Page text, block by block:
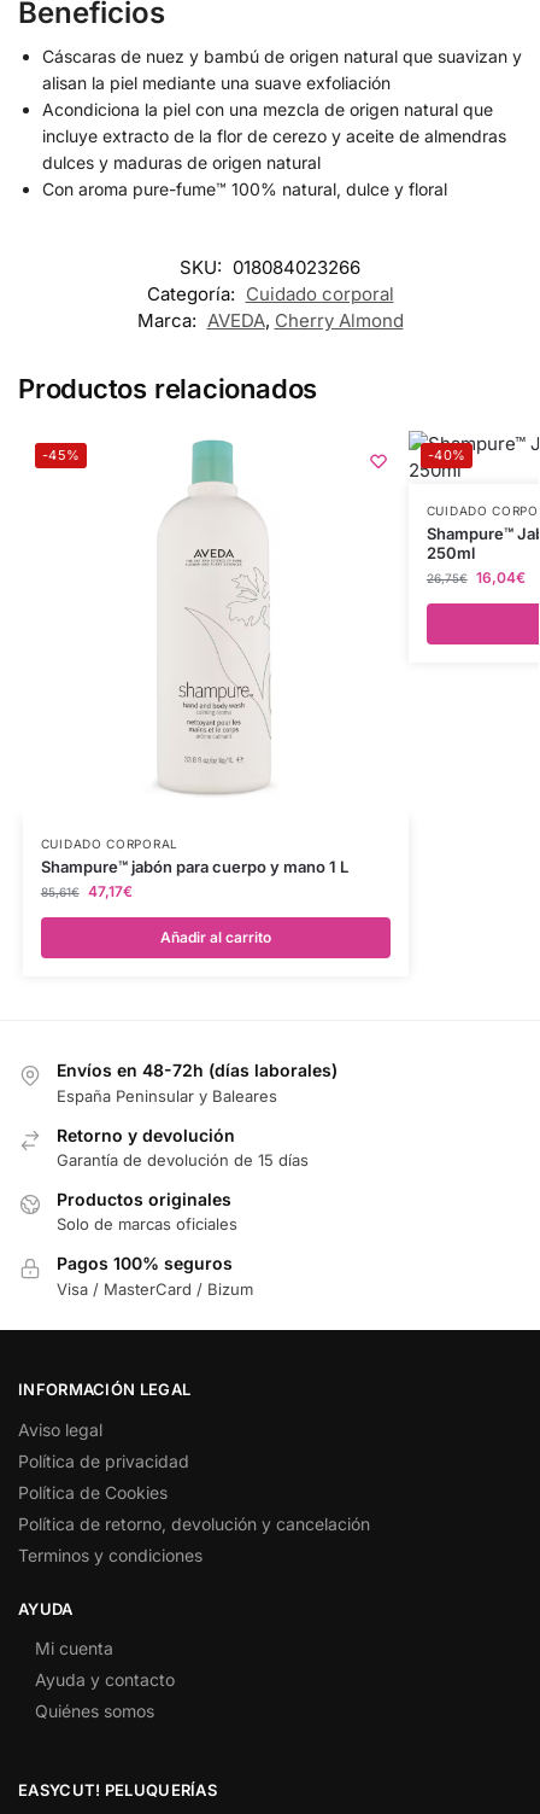
Beneficios
Cáscaras de nuez y bambú de origen natural que suavizan y
alisan la piel mediante una suave exfoliación
Acondiciona la piel con una mezcla de origen natural que
incluye extracto de la flor de cerezo y aceite de almendras
dulces y maduras de origen natural
Con aroma pure-fume™ 100% natural, dulce y floral
SKU: 018084023266
Categoría: Cuidado corporal
Marca: AVEDA, Cherry Almond
Productos relacionados
-45%
CUIDADO CORPORAL
Shampure™ jabón para cuerpo y mano 1 L
85,61€ 47,17€
Añadir al carrito
-40%
CUIDADO
Shampure™
250ml
26,75€ 16,04€
Envíos en 48-72h (días laborales)
España Peninsular y Baleares
Retorno y devolución
Garantía de devolución de 15 días
Productos originales
Solo de marcas oficiales
Pagos 100% seguros
Visa / MasterCard / Bizum
INFORMACIÓN LEGAL
Aviso legal
Política de privacidad
Política de Cookies
Política de retorno, devolución y cancelación
Terminos y condiciones
AYUDA
Mi cuenta
Ayuda y contacto
Quiénes somos
EASYCUT! PELUQUERÍAS